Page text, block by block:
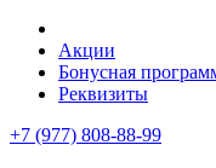
Акции
Бонусная
Реквизиты
+7 (977) 808-88-99